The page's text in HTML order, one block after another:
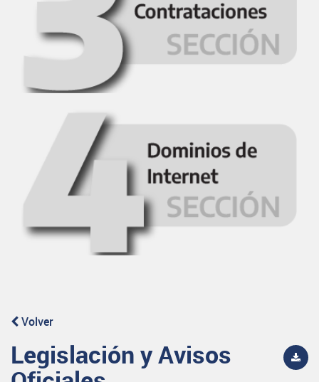
Volver
Legislación y Avisos